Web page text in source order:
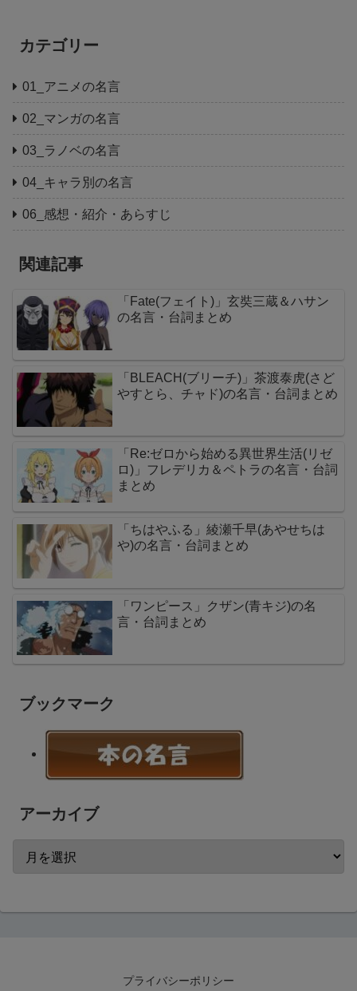
カテゴリー
01_アニメの名言
02_マンガの名言
03_ラノベの名言
04_キャラ別の名言
06_感想・紹介・あらすじ
関連記事
「Fate(フェイト)」玄奘三蔵＆ハサン
の名言・台詞まとめ
「BLEACH(ブリーチ)」茶渡泰虎(さど
やすとら、チャド)の名言・台詞まとめ
「Re:ゼロから始める異世界生活(リゼ
ロ)」フレデリカ＆ペトラの名言・台詞
まとめ
「ちはやふる」綾瀬千早(あやせちは
や)の名言・台詞まとめ
「ワンピース」クザン(青キジ)の名
言・台詞まとめ
ブックマーク
アーカイブ
プライバシーポリシー